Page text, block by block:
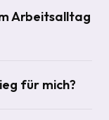
Arbeitsalltag
für mich?